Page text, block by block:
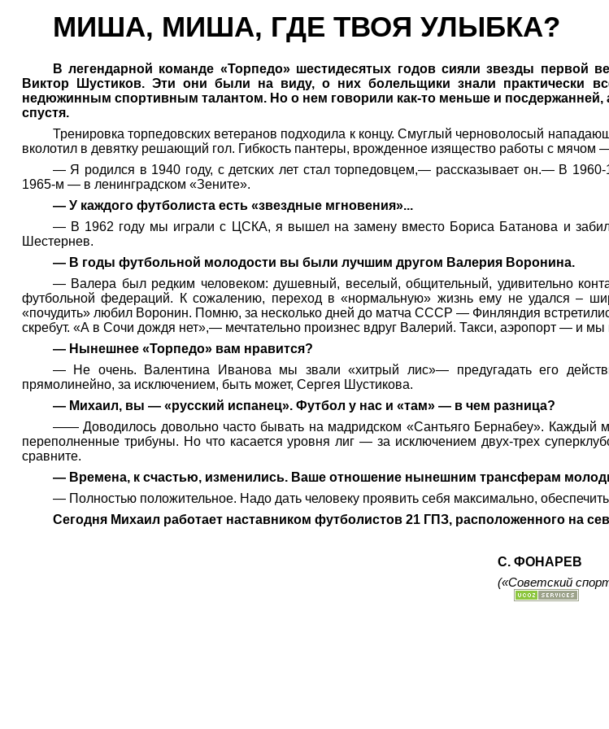
МИША, МИША, ГДЕ ТВОЯ УЛЫБКА?
В легендарной команде «Торпедо» шестидесятых годов сияли звезды
Виктор Шустиков. Эти они были на виду, о них болельщики знали практически
недюжинным спортивным талантом. Но о нем говорили как-то меньше и посдержанней,
спустя.
Тренировка торпедовских ветеранов подходила к концу. Смуглый черноволосый
вколотил в девятку решающий гол. Гибкость пантеры, врожденное изящество работы с мячом
— Я родился в 1940 году, с детских лет стал торпедовцем,— рассказывает он.— В
1965-м — в ленинградском «Зените».
— У каждого футболиста есть «звездные мгновения»...
— В 1962 году мы играли с ЦСКА, я вышел на замену вместо Бориса Батанова и забил
Шестернев.
— В годы футбольной молодости вы были лучшим другом Валерия Воронина.
— Валера был редким человеком: душевный, веселый, общительный, удивительно
футбольной федераций. К сожалению, переход в «нормальную» жизнь ему не удался –
«почудить» любил Воронин. Помню, за несколько дней до матча СССР — Финляндия
скребут. «А в Сочи дождя нет»,— мечтательно произнес вдруг Валерий. Такси, аэропорт — и
— Нынешнее «Торпедо» вам нравится?
— Не очень. Валентина Иванова мы звали «хитрый лис»— предугадать его
прямолинейно, за исключением, быть может, Сергея Шустикова.
— Михаил, вы — «русский испанец». Футбол у нас и «там» — в чем разница?
—— Доводилось довольно часто бывать на мадридском «Сантьяго Бернабеу». Каждый
переполненные трибуны. Но что касается уровня лиг — за исключением двух-трех
сравните.
— Времена, к счастью, изменились. Ваше отношение нынешним трансферам
— Полностью положительное. Надо дать человеку проявить себя максимально, обеспечить
Сегодня Михаил работает наставником футболистов 21 ГПЗ, расположенного на
С. ФОНАРЕВ
(«Советский